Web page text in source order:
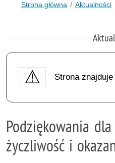
Strona główna Aktualności
Strona
Podziękowania
życzliwość i